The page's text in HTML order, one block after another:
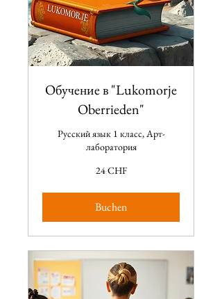
Обучение в "Lukomorje
Oberrieden"
Русский язык 1 класс, Арт-
лаборатория
24 CHF
Buchen